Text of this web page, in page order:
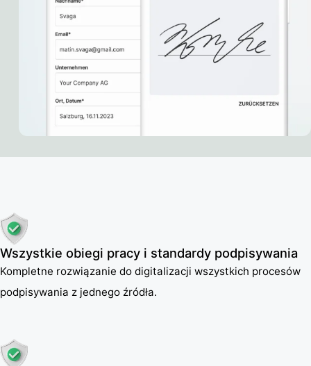
Wszystkie obiegi pracy i standardy podpisywania
Kompletne rozwiązanie do digitalizacji wszystkich procesów
podpisywania z jednego źródła.